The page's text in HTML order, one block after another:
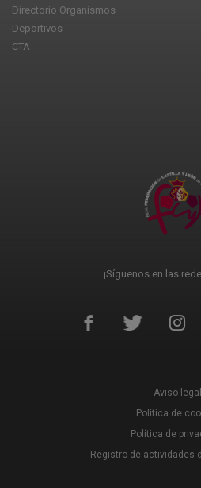
Directorio Organismos
Deportivos
CTA
¡Síguenos en las
Aviso legal
Política de
Política de
Registro de actividades